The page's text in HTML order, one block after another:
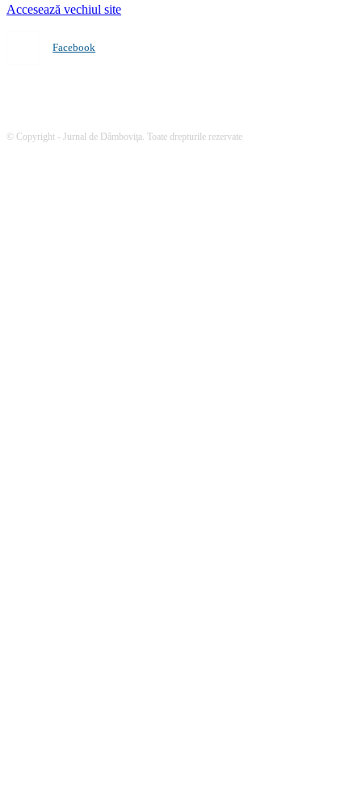
Accesează vechiul site
Facebook
© Copyright - Jurnal de Dâmboviţa. Toate drepturile rezervate